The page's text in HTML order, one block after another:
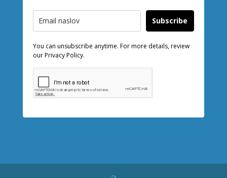
Subscribe
You can unsubscribe anytime. For more details, review
our Privacy Policy.